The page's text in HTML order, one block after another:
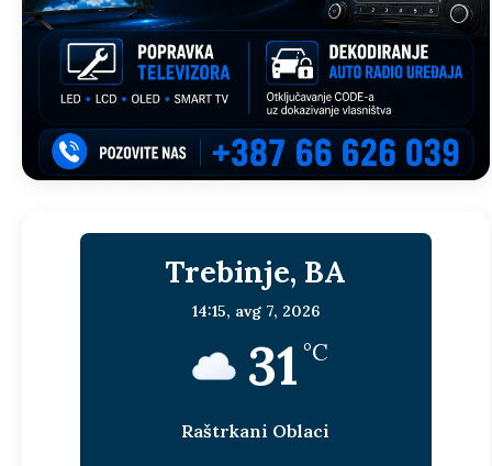
Trebinje, BA
14:15, avg 7, 2026
31 °C
Raštrkani Oblaci